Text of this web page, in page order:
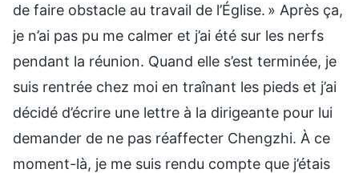
de faire obstacle au travail de l’Église. » Après ça,
je n’ai pas pu me calmer et j’ai été sur les nerfs
pendant la réunion. Quand elle s’est terminée, je
suis rentrée chez moi en traînant les pieds et j’ai
décidé d’écrire une lettre à la dirigeante pour lui
demander de ne pas réaffecter Chengzhi. À ce
moment-là, je me suis rendu compte que j’étais